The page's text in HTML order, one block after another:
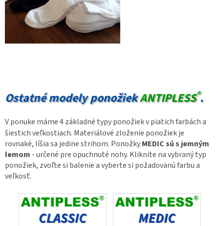
Ostatné modely ponožiekANTIPLESS®.
V ponuke máme 4 základné typy ponožiek v piatich farbách a
šiestich veľkostiach. Materiálové zloženie ponožiek je
rovnaké, líšia sa jedine strihom. PonožkyMEDIC sú s jemným
lemom - určené pre opuchnuté nohy. Kliknite na vybraný typ
ponožiek, zvoľte si balenie a vyberte si požadovanú farbu a
veľkosť.